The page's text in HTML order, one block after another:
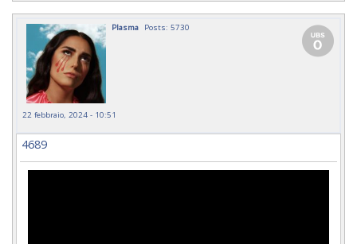
Plasma Posts: 5730
22 febbraio, 2024 - 10:51
4689